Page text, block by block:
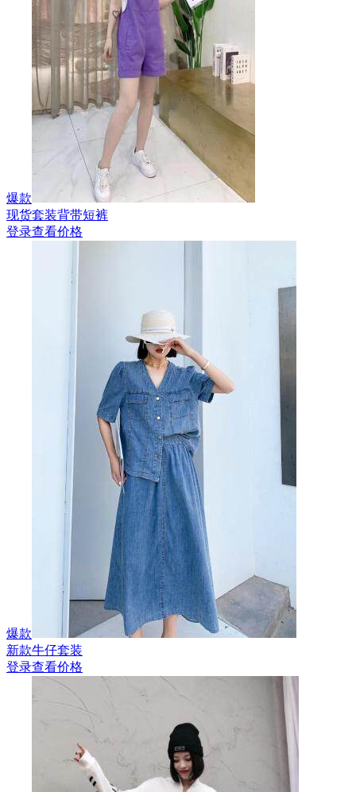
爆款
现货套装背带短裤
登录查看价格
爆款
新款牛仔套装
登录查看价格